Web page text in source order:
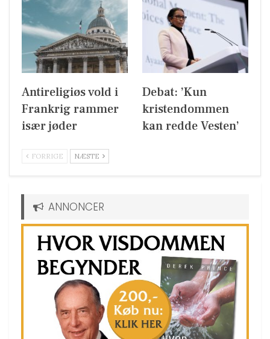
Antireligiøs vold i
Frankrig rammer
især jøder
Debat: ’Kun
kristendommen
kan redde Vesten’
FORRIGE NÆSTE
ANNONCER